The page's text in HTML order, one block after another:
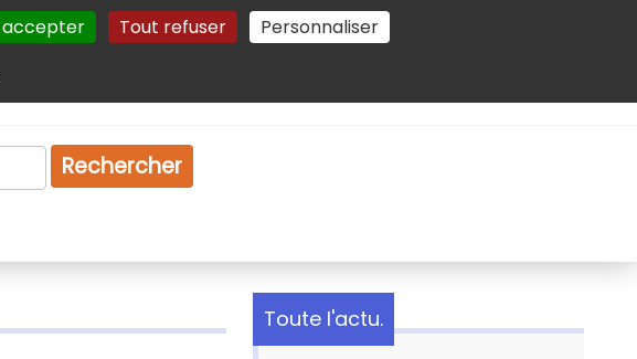
accepter Tout refuser Personnaliser
Plan du site Gestion des cookies
Rechercher
Toute l'actu.